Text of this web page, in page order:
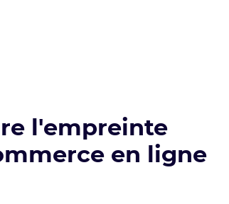
l'empreinte
en ligne